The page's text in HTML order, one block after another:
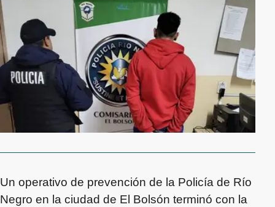
Un operativo de prevención de la Policía de Río
Negro en la ciudad de El Bolsón terminó con la